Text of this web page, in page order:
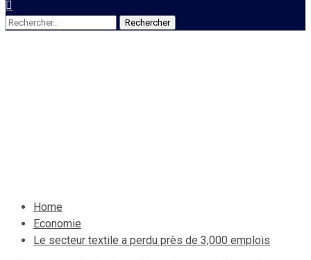
Rechercher :
Home
Economie
Le secteur textile a perdu près de 3,000 emplois